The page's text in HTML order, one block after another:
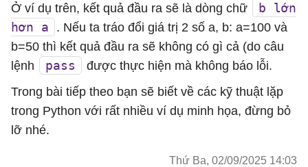
Ở ví dụ trên, kết quả đầu ra sẽ là dòng chữ
b lớn
hơn a
. Nếu ta tráo đổi giá trị 2 số a, b: a=100 và
b=50 thì kết quả đầu ra sẽ không có gì cả (do câu
lệnh
pass
được thực hiện mà không báo lỗi.
Trong bài tiếp theo bạn sẽ biết về các kỹ thuật lặp
trong Python với rất nhiều ví dụ minh họa, đừng bỏ
lỡ nhé.
Thứ Ba, 02/09/2025 14:03